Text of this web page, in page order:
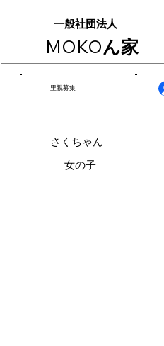
一般社団法人
MOKOん家
里親募集
さくちゃん
女の子